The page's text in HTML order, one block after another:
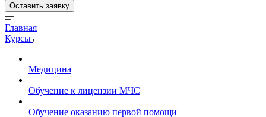
Оставить заявку
Главная
Курсы
Медицина
Обучение к лицензии МЧС
Обучение оказанию первой помощи